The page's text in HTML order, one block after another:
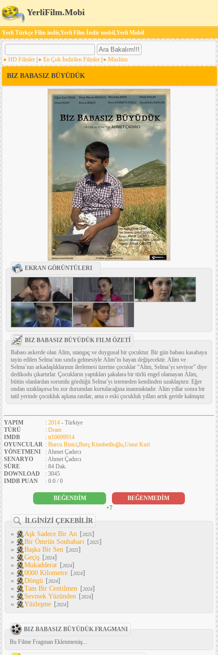
YerliFilm.Mobi
Yerli Türkçe Film indir,Yerli Film İndir mobil,Yerli Mobil
HD Filmler En Çok İndirilen Filmler Müslüm
BIZ BABASIZ BÜYÜDÜK
EKRAN GÖRÜNTÜLERI
BIZ BABASIZ BÜYÜDÜK FILM ÖZETİ
Babası askerde olan Alim, utangaç ve duygusal bir çocuktur. Bir gün babası kasabaya
tayin edilen Selma’nın sınıfa gelmesiyle Alim’in hayatı değişecektir. Alim ve
Selma’nın arkadaşlıklarının ilerlemesi üzerine çocuklar “Alim, Selma’yı seviyor” diye
dedikodu çıkartırlar. Çocukların yaptıkları şakalara bir türlü engel olamayan Alim,
bütün olanlardan sorumlu gördüğü Selma’yı istemeden kendinden uzaklaştırır. Eğer
ondan uzaklaşırsa bu zor durumdan kurtulacağına inanmaktadır. Alim yıllar sonra bir
tatil yerinde çocukluk aşkına rastlar, ama o eski çocukluk yılları artık geride kalmıştır.
YAPIM : 2014 - Türkiye
TÜRÜ
: Dram
IMDB
: tt10699914
OYUNCULAR : Burcu Binici,Burç Kümbetlioğlu,Umut Kurt
YÖNETMENI
: Ahmet Çadırcı
SENARYO
: Ahmet Çadırcı
SÜRE
: 84 Dak.
DOWNLOAD
: 3045
IMDB PUAN
: 0.0 / 0
BEĞENDİM
BEĞENMEDİM
+7
İLGİNİZİ ÇEKEBİLİR
»
Aşk Sadece Bir An [2025]
»
Bir Ömrün Sonbaharı [2025]
»
Başka Bir Sen [2025]
»
Geçiş [2024]
»
Mukadderat [2024]
»
0000 Kilometre [2024]
»
Döngü [2024]
»
Tam Bir Centilmen [2024]
»
Sevmek Yüzünden [2024]
»
Yüzleşme [2024]
BIZ BABASIZ BÜYÜDÜK FRAGMANI
Bu Filme Fragman Eklenmemiş...